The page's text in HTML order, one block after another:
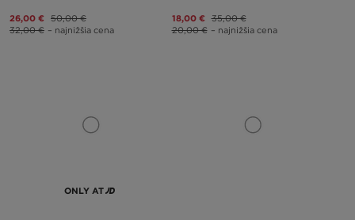
26,00 € 50,00 €
32,00 € – najnižšia cena
18,00 € 35,00 €
20,00 € – najnižšia cena
ONLY AT